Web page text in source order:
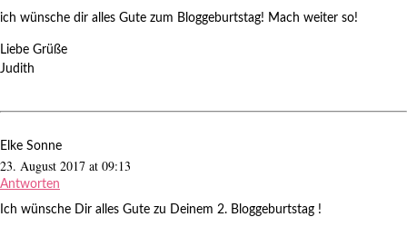
ich wünsche dir alles Gute zum Bloggeburtstag! Mach weiter so!
Liebe Grüße
Judith
Elke Sonne
23. August 2017 at 09:13
Antworten
Ich wünsche Dir alles Gute zu Deinem 2. Bloggeburtstag !